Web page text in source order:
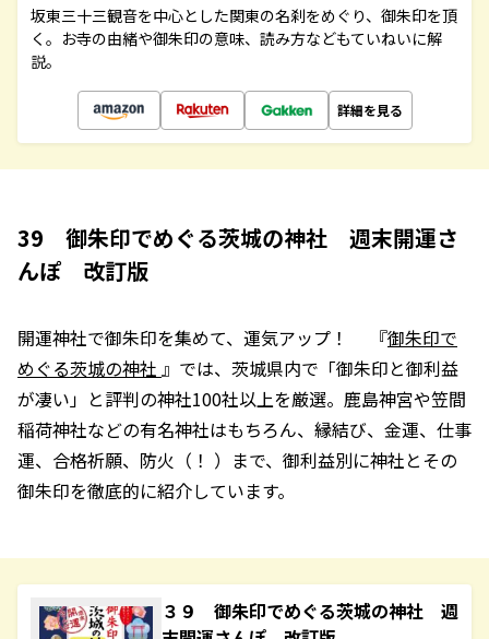
坂東三十三観音を中心とした関東の名刹をめぐり、御朱印を頂
く。お寺の由緒や御朱印の意味、読み方などもていねいに解
説。
詳細を見る
39 御朱印でめぐる茨城の神社 週末開運さ
んぽ 改訂版
開運神社で御朱印を集めて、運気アップ！ 『御朱印で
めぐる茨城の神社 』では、茨城県内で「御朱印と御利益
が凄い」と評判の神社100社以上を厳選。鹿島神宮や笠間
稲荷神社などの有名神社はもちろん、縁結び、金運、仕事
運、合格祈願、防火（！ ）まで、御利益別に神社とその
御朱印を徹底的に紹介しています。
３９ 御朱印でめぐる茨城の神社 週